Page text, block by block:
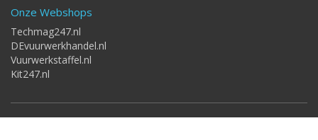
Onze Webshops
Techmag247.nl
DEvuurwerkhandel.nl
Vuurwerkstaffel.nl
Kit247.nl